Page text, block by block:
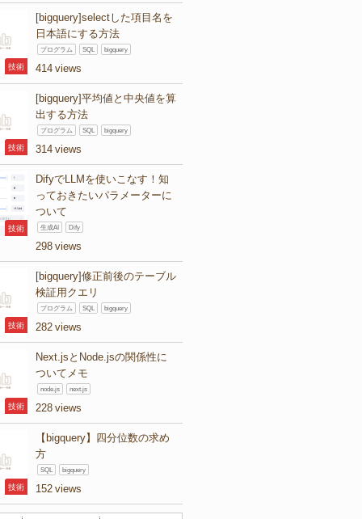
技術
[bigquery]selectした項目名を
日本語にする方法
プログラム SQL bigquery
414
技術
[bigquery]平均値と中央値を算
出する方法
プログラム SQL bigquery
314
技術
DifyでLLMを使いこなす！知
っておきたいパラメーターに
ついて
生成AI Dify
298
技術
[bigquery]修正前後のテーブル
検証用クエリ
プログラム SQL bigquery
282
技術
Next.jsとNode.jsの関係性に
ついてメモ
node.js next.js
228
技術
【bigquery】四分位数の求め
方
SQL bigquery
152